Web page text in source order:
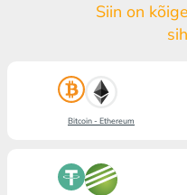
Siin on
Bitcoin - Ethereum